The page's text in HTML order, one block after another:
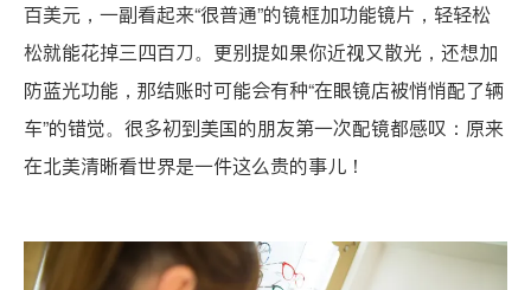
百美元，一副看起来“很普通”的镜框加功能镜片，轻轻松
松就能花掉三四百刀。更别提如果你近视又散光，还想加
防蓝光功能，那结账时可能会有种“在眼镜店被悄悄配了辆
车”的错觉。很多初到美国的朋友第一次配镜都感叹：原来
在北美清晰看世界是一件这么贵的事儿！